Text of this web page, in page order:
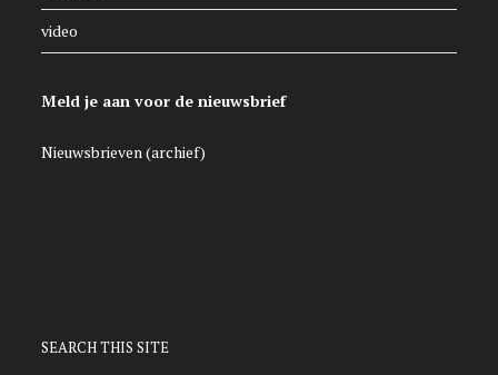
video
Meld je aan voor de nieuwsbrief
Nieuwsbrieven (archief)
SEARCH THIS SITE